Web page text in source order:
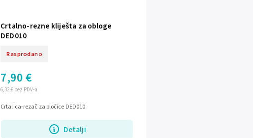
Crtalno-rezne kliješta za obloge
DED010
Rasprodano
6,32 € bez PDV-a
7,90 €
Detalji
Crtalica-rezač za pločice DED010